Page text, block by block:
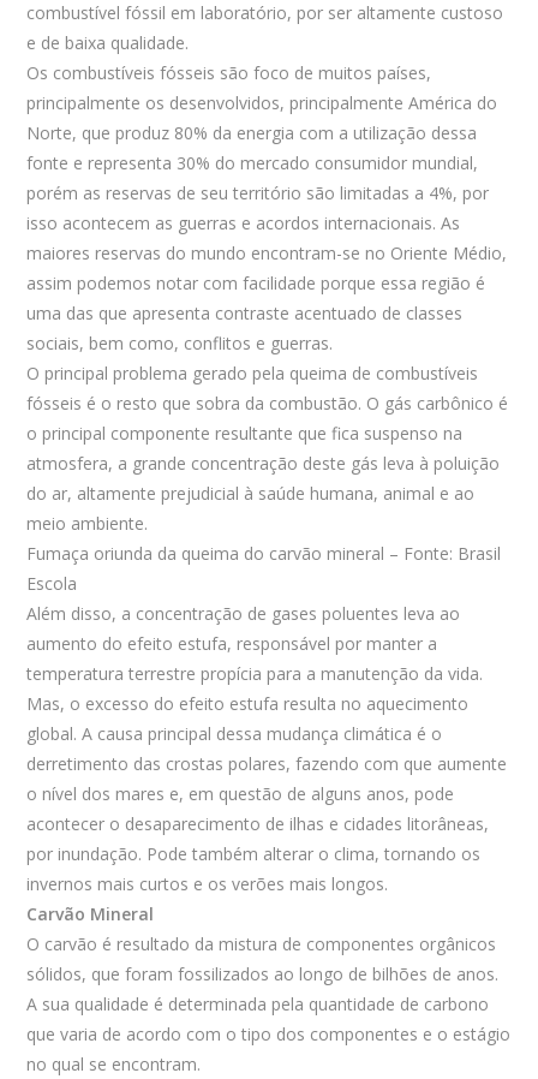
combustível fóssil em laboratório, por ser altamente custoso
e de baixa qualidade.
Os combustíveis fósseis são foco de muitos países,
principalmente os desenvolvidos, principalmente América do
Norte, que produz 80% da energia com a utilização dessa
fonte e representa 30% do mercado consumidor mundial,
porém as reservas de seu território são limitadas a 4%, por
isso acontecem as guerras e acordos internacionais. As
maiores reservas do mundo encontram-se no Oriente Médio,
assim podemos notar com facilidade porque essa região é
uma das que apresenta contraste acentuado de classes
sociais, bem como, conflitos e guerras.
O principal problema gerado pela queima de combustíveis
fósseis é o resto que sobra da combustão. O gás carbônico é
o principal componente resultante que fica suspenso na
atmosfera, a grande concentração deste gás leva à poluição
do ar, altamente prejudicial à saúde humana, animal e ao
meio ambiente.
Fumaça oriunda da queima do carvão mineral – Fonte: Brasil
Escola
Além disso, a concentração de gases poluentes leva ao
aumento do efeito estufa, responsável por manter a
temperatura terrestre propícia para a manutenção da vida.
Mas, o excesso do efeito estufa resulta no aquecimento
global. A causa principal dessa mudança climática é o
derretimento das crostas polares, fazendo com que aumente
o nível dos mares e, em questão de alguns anos, pode
acontecer o desaparecimento de ilhas e cidades litorâneas,
por inundação. Pode também alterar o clima, tornando os
invernos mais curtos e os verões mais longos.
Carvão Mineral
O carvão é resultado da mistura de componentes orgânicos
sólidos, que foram fossilizados ao longo de bilhões de anos.
A sua qualidade é determinada pela quantidade de carbono
que varia de acordo com o tipo dos componentes e o estágio
no qual se encontram.